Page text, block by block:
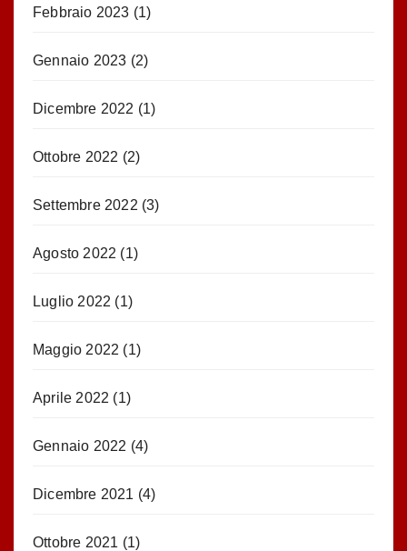
Febbraio 2023 (1)
Gennaio 2023 (2)
Dicembre 2022 (1)
Ottobre 2022 (2)
Settembre 2022 (3)
Agosto 2022 (1)
Luglio 2022 (1)
Maggio 2022 (1)
Aprile 2022 (1)
Gennaio 2022 (4)
Dicembre 2021 (4)
Ottobre 2021 (1)